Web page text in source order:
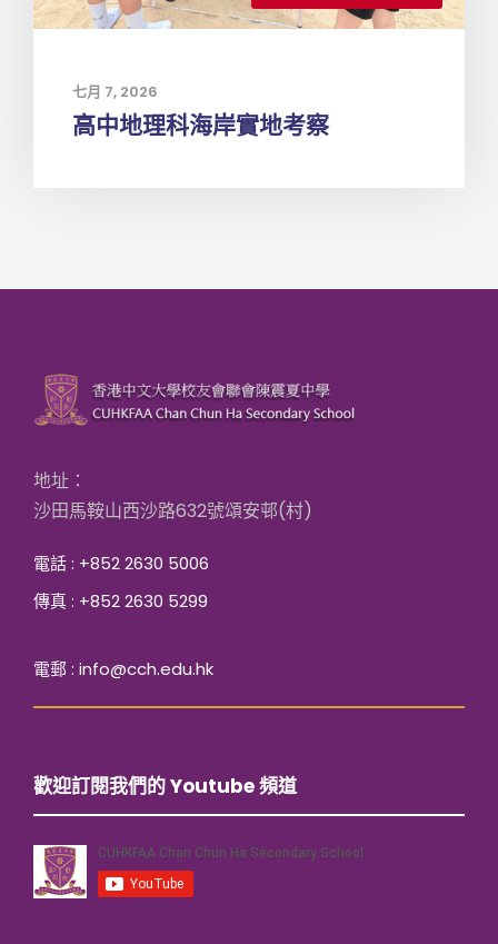
七月 7, 2026
高中地理科海岸實地考察
地址：
沙田馬鞍山西沙路632號頌安邨(村)
電話 : +852 2630 5006
傳真 : +852 2630 5299
電郵 : info@cch.edu.hk
歡迎訂閱我們的 Youtube 頻道